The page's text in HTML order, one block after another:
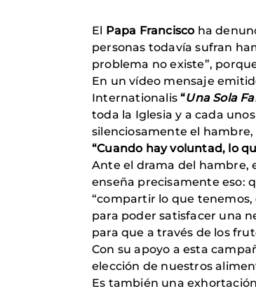
El Papa Franciscoha
personas todavía sufran
problema no existe”,
En un vídeo mensaje
Internationalis“Una Sola
toda la Iglesia y a cada
silenciosamente el
“Cuando hay voluntad, lo
Ante el drama del hambre,
enseña precisamente eso:
“compartir lo que
para poder satisfacer una
para que a través de los
Con su apoyo a esta
elección de nuestros
Es también una